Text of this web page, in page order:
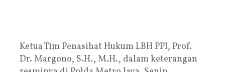
Ketua Tim Penasihat Hukum LBH PPI, Prof.
Dr. Margono, S.H., M.H., dalam keterangan